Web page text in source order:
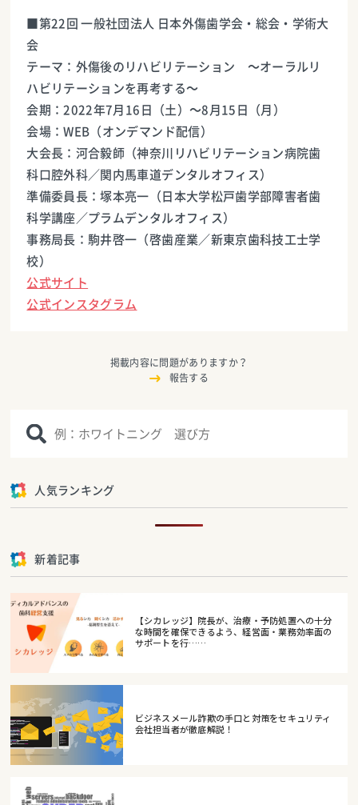
■第22回 一般社団法人 日本外傷歯学会・総会・学術大
会
テーマ：外傷後のリハビリテーション ～オーラルリ
ハビリテーションを再考する～
会期：2022年7月16日（土）～8月15日（月）
会場：WEB（オンデマンド配信）
大会長：河合毅師（神奈川リハビリテーション病院歯
科口腔外科／関内馬車道デンタルオフィス）
準備委員長：塚本亮一（日本大学松戸歯学部障害者歯
科学講座／プラムデンタルオフィス）
事務局長：駒井啓一（啓歯産業／新東京歯科技工士学
校）
公式サイト
公式インスタグラム
掲載内容に問題がありますか？
報告する
人気ランキング
新着記事
【シカレッジ】院長が、治療・予防処置への十分
な時間を確保できるよう、経営面・業務効率面の
サポートを行……
ビジネスメール詐欺の手口と対策をセキュリティ
会社担当者が徹底解説！